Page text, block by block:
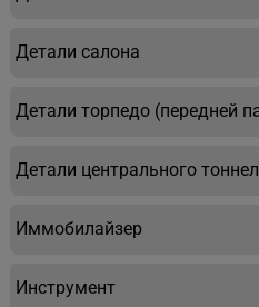
Детали салона
Детали торпедо (передней
Детали центрального
Иммобилайзер
Инструмент